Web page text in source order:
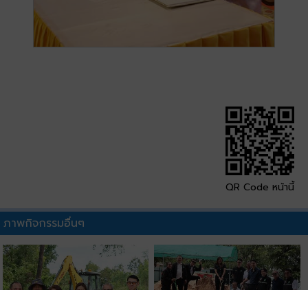
QR Code หน้านี้
ภาพกิจกรรมอื่นๆ